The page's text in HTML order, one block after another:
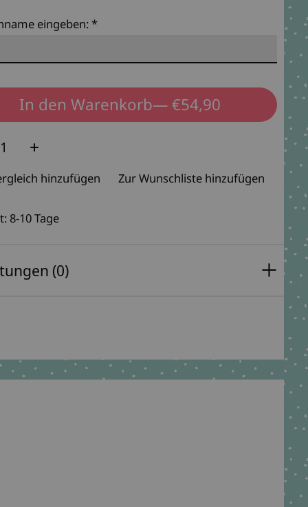
eingeben:*
In den Warenkorb
— €54,90
hinzufügen Zur Wunschliste hinzufügen
8-10 Tage
(0)